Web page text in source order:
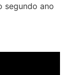
segundo ano